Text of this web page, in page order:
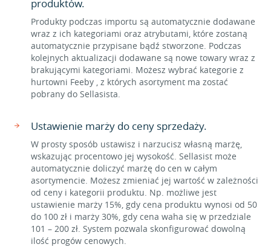
produktów.
Produkty podczas importu są automatycznie dodawane
wraz z ich kategoriami oraz atrybutami, które zostaną
automatycznie przypisane bądź stworzone. Podczas
kolejnych aktualizacji dodawane są nowe towary wraz z
brakującymi kategoriami. Możesz wybrać kategorie z
hurtowni Feeby , z których asortyment ma zostać
pobrany do Sellasista.
Ustawienie marży do ceny sprzedaży.
W prosty sposób ustawisz i narzucisz własną marżę,
wskazując procentowo jej wysokość. Sellasist może
automatycznie doliczyć marżę do cen w całym
asortymencie. Możesz zmieniać jej wartość w zależności
od ceny i kategorii produktu. Np. możliwe jest
ustawienie marży 15%, gdy cena produktu wynosi od 50
do 100 zł i marży 30%, gdy cena waha się w przedziale
101 – 200 zł. System pozwala skonfigurować dowolną
ilość progów cenowych.